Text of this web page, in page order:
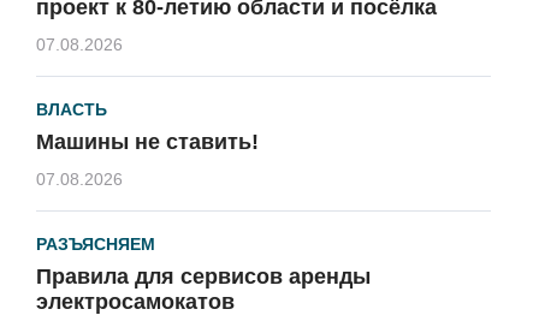
проект к 80-летию области и посёлка
07.08.2026
ВЛАСТЬ
Машины не ставить!
07.08.2026
РАЗЪЯСНЯЕМ
Правила для сервисов аренды
электросамокатов